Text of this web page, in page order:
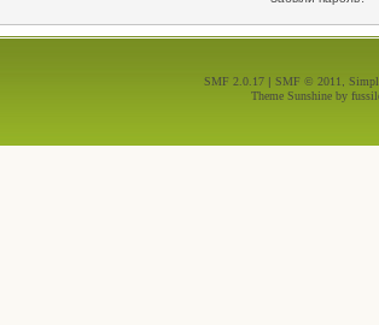
SMF 2.0.17 | SMF © 2011
Theme Sunshine by